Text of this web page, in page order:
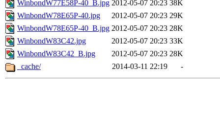
WinbondW77E58P-40_B.jpg 2012-05-07 20:23 38K
WinbondW78E65P-40.jpg
2012-05-07 20:23 29K
WinbondW78E65P-40_B.jpg 2012-05-07 20:23 28K
WinbondW83C42.jpg
2012-05-07 20:23 33K
WinbondW83C42_B.jpg
2012-05-07 20:23 28K
_cache/
2014-03-11 22:19 -